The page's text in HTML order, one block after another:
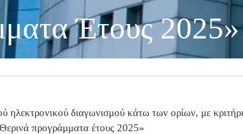
Έτους 2025»
ηλεκτρονικού διαγωνισμού κάτω των ορίων, με
προγράμματα έτους 2025»